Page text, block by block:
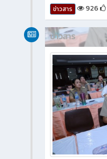
ข่าวสาร 926
ข่าวสาร